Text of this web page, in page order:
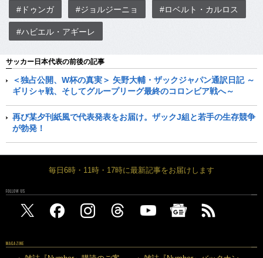
#ドゥンガ #ジョルジーニョ #ロベルト・カルロス
#ハビエル・アギーレ
サッカー日本代表の前後の記事
＜独占公開、W杯の真実＞ 矢野大輔・ザックジャパン通訳日記 ～
ギリシャ戦、そしてグループリーグ最終のコロンビア戦へ～
再び某夕刊紙風で代表発表をお届け。ザックJ組と若手の生存競争
が勃発！
毎日6時・11時・17時に最新記事をお届けします
FOLLOW US
MAGAZINE